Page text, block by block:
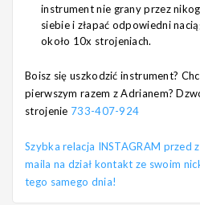
instrument nie grany przez
siebie i złapać odpowiedni
około 10x strojeniach.
Boisz się uszkodzić instrument?
pierwszym razem z Adrianem?
strojenie 733-407-924
Szybka relacja INSTAGRAM przed
maila na dział kontakt ze swoim
tego samego dnia!